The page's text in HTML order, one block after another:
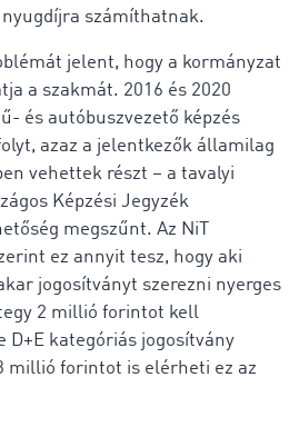
számíthatnak.
jelent, hogy a kormányzat
a szakmát. 2016 és 2020
és autóbuszvezető képzés
azaz a jelentkezők államilag
vehettek részt – a tavalyi
Képzési Jegyzék
megszűnt. Az NiT
ez annyit tesz, hogy aki
jogosítványt szerezni nyerges
2 millió forintot kell
D+E kategóriás jogosítvány
millió forintot is elérheti ez az